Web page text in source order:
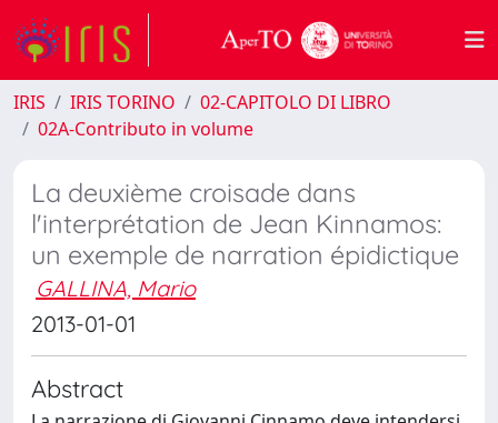
IRIS IRIS TORINO
02-CAPITOLO DI LIBRO
02A-Contributo in volume
La deuxième croisade dans
l'interprétation de Jean Kinnamos:
un exemple de narration épidictique
GALLINA, Mario
2013-01-01
Abstract